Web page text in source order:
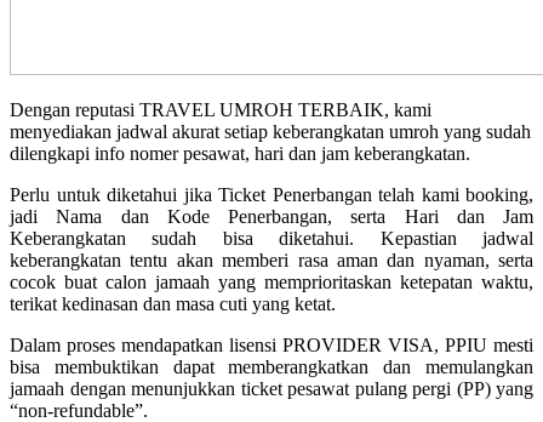
Dengan reputasi TRAVEL UMROH TERBAIK, kami
menyediakan jadwal akurat setiap keberangkatan umroh yang sudah
dilengkapi info nomer pesawat, hari dan jam keberangkatan.
Perlu untuk diketahui jika Ticket Penerbangan telah kami booking,
jadi Nama dan Kode Penerbangan, serta Hari dan Jam
Keberangkatan sudah bisa diketahui. Kepastian jadwal
keberangkatan tentu akan memberi rasa aman dan nyaman, serta
cocok buat calon jamaah yang memprioritaskan ketepatan waktu,
terikat kedinasan dan masa cuti yang ketat.
Dalam proses mendapatkan lisensi PROVIDER VISA, PPIU mesti
bisa membuktikan dapat memberangkatkan dan memulangkan
jamaah dengan menunjukkan ticket pesawat pulang pergi (PP) yang
“non-refundable”.